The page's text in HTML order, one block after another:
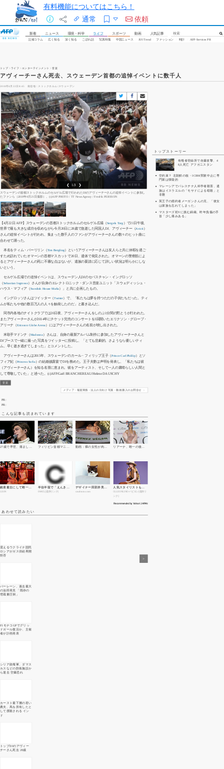
有料機能についてはこちら！
通常
依頼